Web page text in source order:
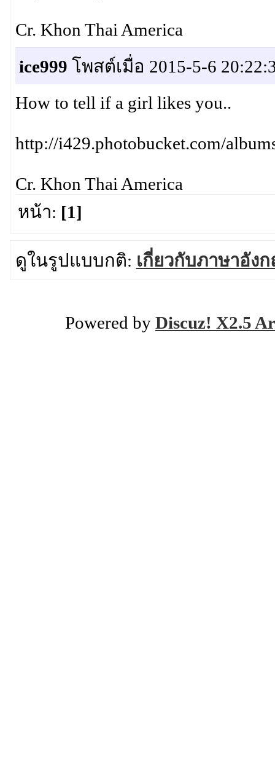
Cr. Khon Thai America
ice999 โพสต์เมื่อ 2015-5-6
How to tell if a girl likes you..
http://i429.photobucket.com/
Cr. Khon Thai America
หน้า: [1]
ดูในรูปแบบกติ: เกี่ยวกับภาษาอัง
Powered by Discuz! X2.5